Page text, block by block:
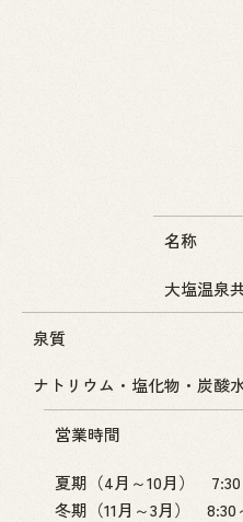
名称
大塩温泉
泉質
ナトリウム・塩化物・炭酸
営業時間
夏期（4月～10月） 7:30
冬期（11月～3月） 8:30